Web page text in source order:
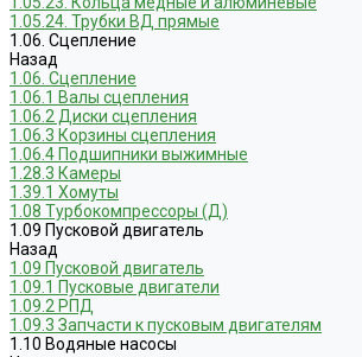
1.05.24. Трубки ВД прямые
1.06. Сцепление
Назад
1.06. Сцепление
1.06.1 Валы сцепления
1.06.2 Диски сцепления
1.06.3 Корзины сцепления
1.06.4 Подшипники выжимные
1.28.3 Камеры
1.39.1 Хомуты
1.08 Турбокомпрессоры (Д)
1.09 Пусковой двигатель
Назад
1.09 Пусковой двигатель
1.09.1 Пусковые двигатели
1.09.2 РПД
1.09.3 Запчасти к пусковым двигателям
1.10 Водяные насосы